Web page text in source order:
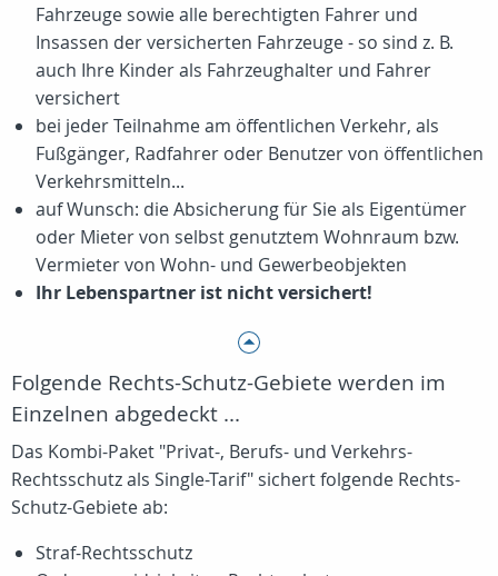
Fahrzeuge sowie alle berechtigten Fahrer und
Insassen der versicherten Fahrzeuge - so sind z. B.
auch Ihre Kinder als Fahrzeughalter und Fahrer
versichert
bei jeder Teilnahme am öffentlichen Verkehr, als
Fußgänger, Radfahrer oder Benutzer von öffentlichen
Verkehrsmitteln...
auf Wunsch: die Absicherung für Sie als Eigentümer
oder Mieter von selbst genutztem Wohnraum bzw.
Vermieter von Wohn- und Gewerbeobjekten
Ihr Lebenspartner ist nicht versichert!
Folgende Rechts-Schutz-Gebiete werden im
Einzelnen abgedeckt ...
Das Kombi-Paket "Privat-, Berufs- und Verkehrs-
Rechtsschutz als Single-Tarif" sichert folgende Rechts-
Schutz-Gebiete ab:
Straf-Rechtsschutz